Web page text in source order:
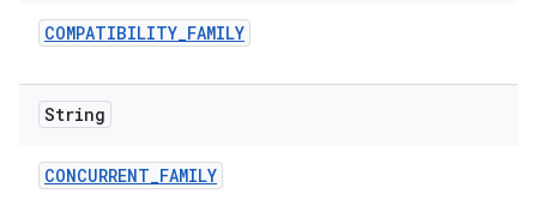
COMPATIBILITY_FAMILY
String
CONCURRENT_FAMILY